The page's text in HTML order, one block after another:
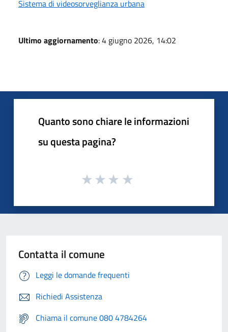
Sistema di videosorveglianza urbana
Ultimo aggiornamento: 4 giugno 2026, 14:02
Quanto sono chiare le informazioni
su questa pagina?
Contatta il comune
Leggi le domande frequenti
Richiedi Assistenza
Chiama il comune 080 4784264